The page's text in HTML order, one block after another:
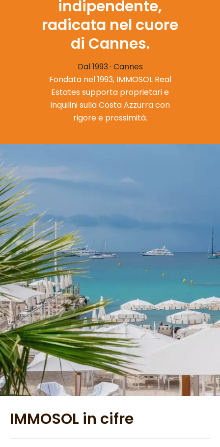
indipendente,
radicata nel cuore
di Cannes.
Dal 1993 · Cannes
Fondata nel 1993, IMMOSOL Real
Estates supporta proprietari e
inquilini sulla Costa Azzurra con
rigore e prossimità.
IMMOSOL in cifre